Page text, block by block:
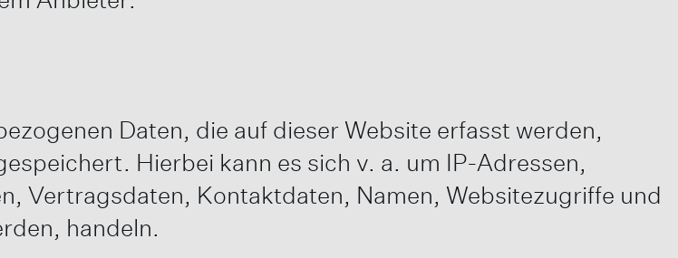
Daten, die auf dieser Website erfasst werden,
Hierbei kann es sich v. a. um IP-Adressen,
Vertragsdaten, Kontaktdaten, Namen, Websitezugriffe und
handeln.